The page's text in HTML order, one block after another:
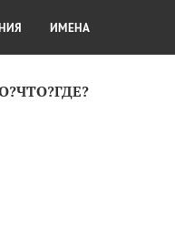
ИМЕНА